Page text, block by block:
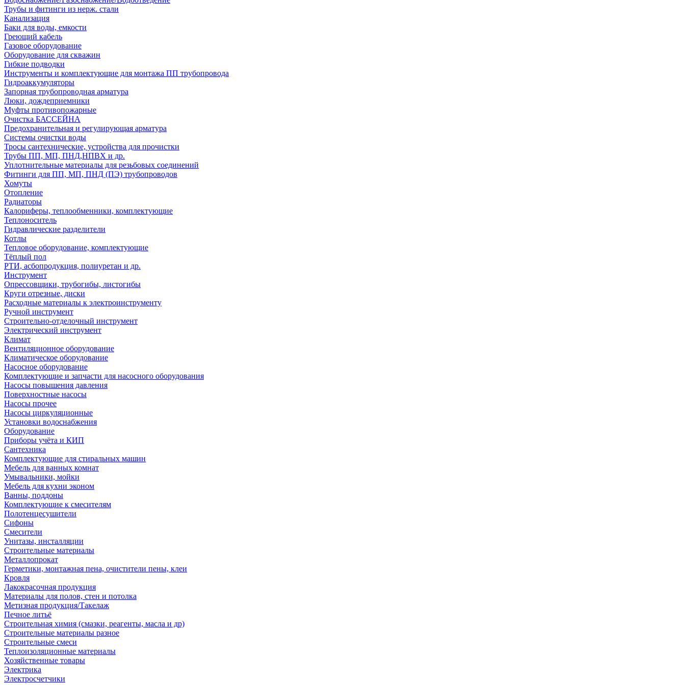
Трубы и фитинги из нерж. стали
Канализация
Баки для воды, емкости
Греющий кабель
Газовое оборудование
Оборудование для скважин
Гибкие подводки
Инструменты и комплектующие для монтажа ПП трубопровода
Гидроаккумуляторы
Запорная трубопроводная арматура
Люки, дождеприемники
Муфты противопожарные
Очистка БАССЕЙНА
Предохранительная и регулирующая арматура
Системы очистки воды
Тросы сантехнические, устройства для прочистки
Трубы ПП, МП, ПНД,НПВХ и др.
Уплотнительные материалы для резьбовых соединений
Фитинги для ПП, МП, ПНД (ПЭ) трубопроводов
Хомуты
Отопление
Радиаторы
Калориферы, теплообменники, комплектующие
Теплоноситель
Гидравлические разделители
Котлы
Тепловое оборудование, комплектующие
Тёплый пол
РТИ, асбопродукция, полиуретан и др.
Инструмент
Опрессовщики, трубогибы, листогибы
Круги отрезные, диски
Расходные материалы к электроинструменту
Ручной инструмент
Строительно-отделочный инструмент
Электрический инструмент
Климат
Вентиляционное оборудование
Климатическое оборудование
Насосное оборудование
Комплектующие и запчасти для насосного оборудования
Насосы повышения давления
Поверхностные насосы
Насосы прочее
Насосы циркуляционные
Установки водоснабжения
Оборудование
Приборы учёта и КИП
Сантехника
Комплектующие для стиральных машин
Мебель для ванных комнат
Умывальники, мойки
Мебель для кухни эконом
Ванны, поддоны
Комплектующие к смесителям
Полотенцесушители
Сифоны
Смесители
Унитазы, инсталляции
Строительные материалы
Металлопрокат
Герметики, монтажная пена, очистители пены, клеи
Кровля
Лакокрасочная продукция
Материалы для полов, стен и потолка
Метизная продукция/Такелаж
Печное литьё
Строительная химия (смазки, реагенты, масла и др)
Строительные материалы разное
Строительные смеси
Теплоизоляционные материалы
Хозяйственные товары
Электрика
Электросчетчики